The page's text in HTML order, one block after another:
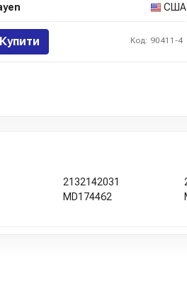
США
Купити Код: 90411-4
2132142031
MD174462